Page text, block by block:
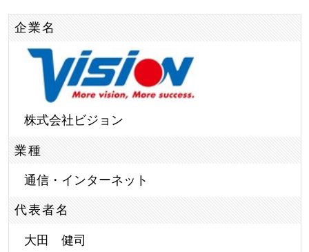
企業名
株式会社ビジョン
業種
通信・インターネット
代表者名
大田 健司